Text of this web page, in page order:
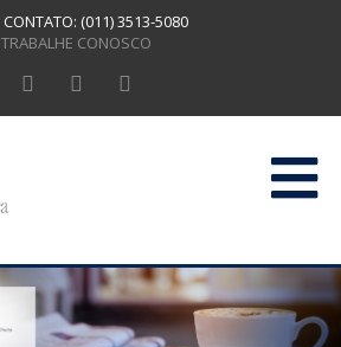
CONTATO: (011) 3513-5080
TRABALHE CONOSCO